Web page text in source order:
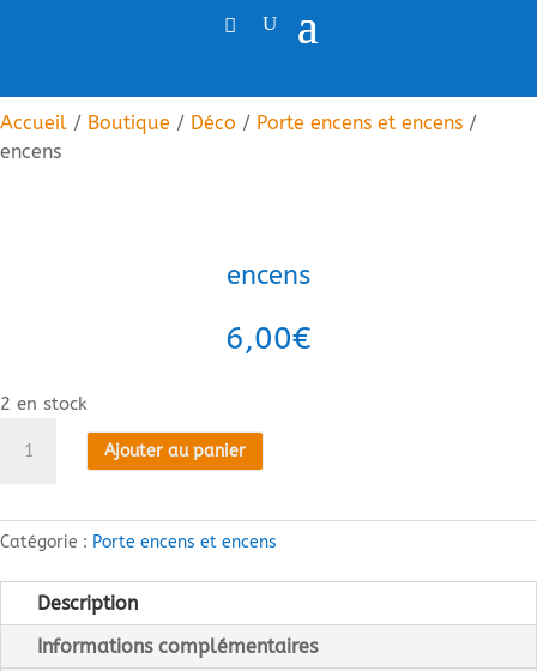
Accueil / Boutique / Déco / Porte encens et encens /
encens
encens
6,00€
2 en stock
Ajouter au panier
Catégorie : Porte encens et encens
Description
Informations complémentaires